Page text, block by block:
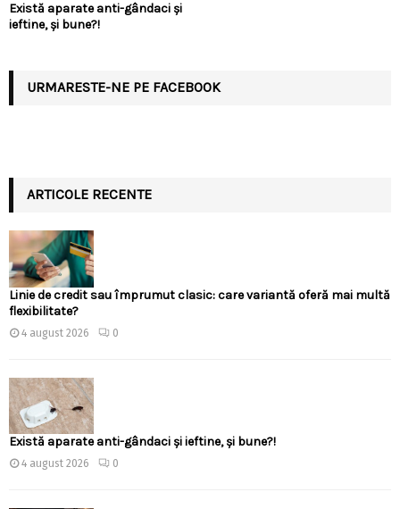
Există aparate anti-gândaci și
ieftine, și bune?!
URMARESTE-NE PE FACEBOOK
ARTICOLE RECENTE
Linie de credit sau împrumut clasic: care variantă oferă mai multă
flexibilitate?
4 august 2026 0
Există aparate anti-gândaci și ieftine, și bune?!
4 august 2026 0